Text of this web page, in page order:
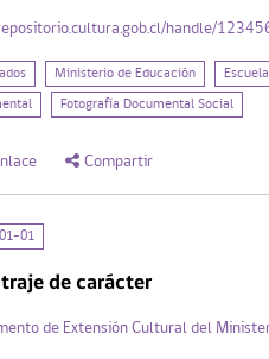
handle/
Ministerio de Educación
Fotografía Documental Social
Compartir
01
de carácter
de Extensión Cultural del